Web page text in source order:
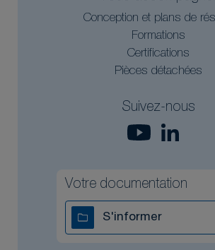
Conception et plans de
Formations
Certifications
Pièces détachées
Suivez-nous
Votre documentation
S'informer